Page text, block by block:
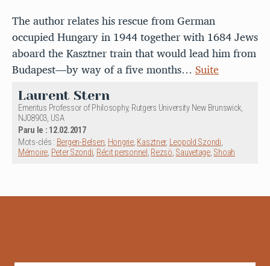
The author relates his rescue from German
occupied Hungary in 1944 together with 1684 Jews
aboard the Kasztner train that would lead him from
Budapest—by way of a five months… Suite
Laurent Stern
Emeritus Professor of Philosophy, Rutgers University New Brunswick,
NJ08903, USA
Paru le : 12.02.2017
Mots-clés : Bergen-Belsen, Hongrie, Kasztner, Leopold Szondi,
Mémoire, Peter Szondi, Récit personnel , Rezsö, Sauvetage, Shoah